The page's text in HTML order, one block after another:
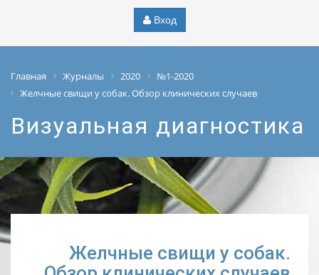
Вход
Главная Журналы 2020
№1-2020
Желчные свищи у собак. Обзор клинических случаев
Визуальная диагностика
Желчные свищи у собак.